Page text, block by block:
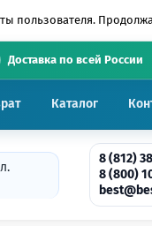
пользователя.
Доставка по всей России
Каталог
8 (812)
8 (800)